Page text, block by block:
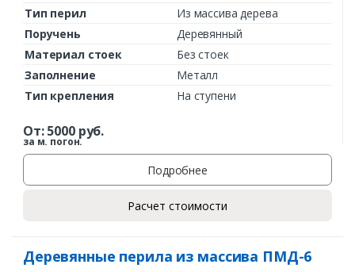
Тип перил
Из массива дерева
Поручень
Деревянный
Материал стоек
Без стоек
Заполнение
Металл
Тип крепления
На ступени
От:5000руб.
за м. погон.
Подробнее
Расчет стоимости
Деревянные перила из массива ПМД-6